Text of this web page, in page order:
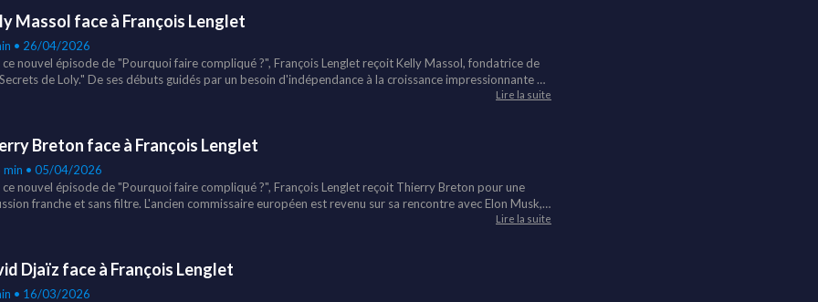
Massol face à François Lenglet
• 26/04/2026
ce nouvel épisode de "Pourquoi faire compliqué ?", François Lenglet reçoit Kelly Massol, fondatrice de
de Loly." De ses débuts guidés par un besoin d'indépendance à la croissance impressionnante de
entreprise, elle partage les coulisses de sa réussite, ses doutes, ses erreurs et les leçons clés qu'elle en a
du succès.
Lire la suite
Breton face à François Lenglet
min • 05/04/2026
ce nouvel épisode de "Pourquoi faire compliqué ?", François Lenglet reçoit Thierry Breton pour une
franche et sans filtre. L'ancien commissaire européen est revenu sur sa rencontre avec Elon Musk,
interdiction de séjour aux USA, les géants de la tech, les menaces de Trump de couper Internet ou encore
Lire la suite
Djaïz face à François Lenglet
• 16/03/2026